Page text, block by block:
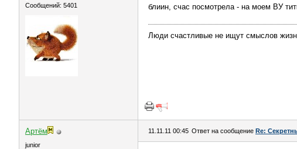
Сообщений: 5401
блиин, счас посмотрела - на моем ВУ
Люди счастливые не ищут смыслов
Артём
juniоr
11.11.11 00:45 Ответ на сообщение Re: